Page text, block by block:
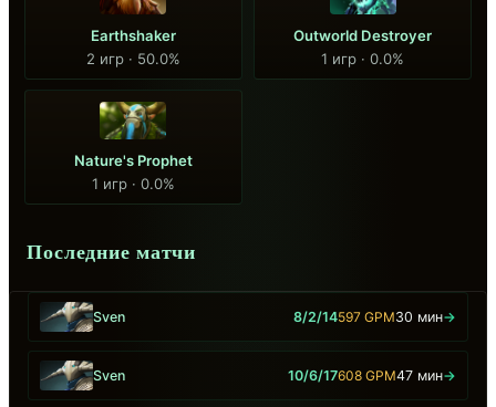
Earthshaker
2 игр · 50.0%
Outworld Destroyer
1 игр · 0.0%
Nature's Prophet
1 игр · 0.0%
Последние матчи
Sven 8/2/14597 GPM30 мин→
Sven 10/6/17608 GPM47 мин→